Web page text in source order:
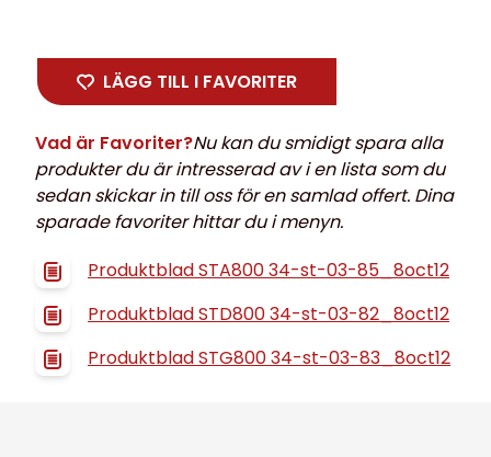
Honeywells Experion© PKS kan man
kommunicera med transmittern från
Tillgängliga protokoll: Honeywell Digitally
Enhanced (DE), HART (7.0) och Foundation
Fieldbus.
Vi på Euromekanik är med er hela vägen via
dessa transmittrar.
Tillverkare Honeywell
LÄGG TILL I FAVORITER
Vad är Favoriter?Nu kan du smidigt spara alla
produkter du är intresserad av i en lista som du
sedan skickar in till oss för en samlad offert. Dina
sparade favoriter hittar du i menyn.
Produktblad STA800 34-st-03-85_8oct12
Produktblad STD800 34-st-03-82_8oct12
Produktblad STG800 34-st-03-83_8oct12